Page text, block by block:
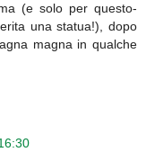
(e solo per questo-
una statua!), dopo
magna in qualche